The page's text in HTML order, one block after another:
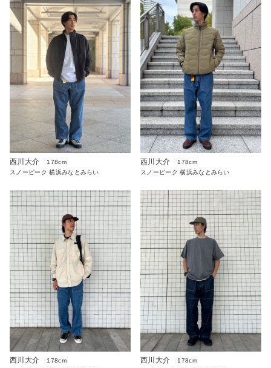
西川大介
178cm
スノーピーク 横浜みなとみらい
西川大介
178cm
スノーピーク 横浜みなとみらい
西川大介
178cm
西川大介
178cm